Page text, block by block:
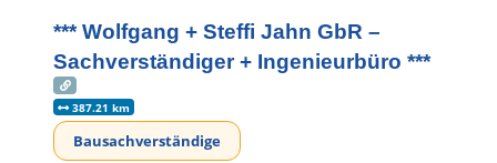
*** Wolfgang + Steffi Jahn GbR –
Sachverständiger + Ingenieurbüro ***
387.21 km
Bausachverständige